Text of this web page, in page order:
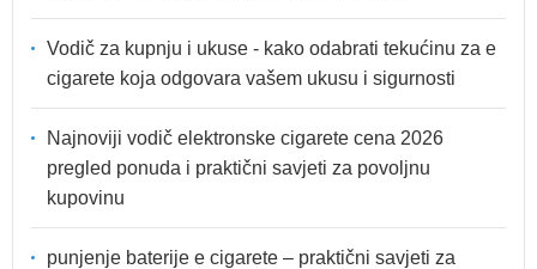
Vodič za kupnju i ukuse - kako odabrati tekućinu za e
cigarete koja odgovara vašem ukusu i sigurnosti
Najnoviji vodič elektronske cigarete cena 2026
pregled ponuda i praktični savjeti za povoljnu
kupovinu
punjenje baterije e cigarete – praktični savjeti za